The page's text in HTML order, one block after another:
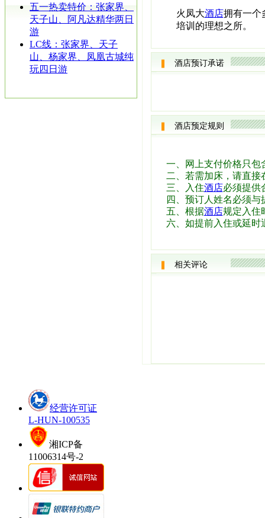
五一热卖特价：张家界、
天子山、阿凡达精华两日
游
LC线：张家界、天子
山、杨家界、凤凰古城纯
玩四日游
火凤大酒店拥有一个
培训的理想之所。
酒店预订承诺
酒店预定规则
一、网上支付价格只包
二、若需加床，请直接
三、入住酒店必须提供
四、预订人姓名必须
五、根据酒店规定入住
六、如提前入住或延时
相关评论
经营许可证
L-HUN-100535
湘ICP备
11006314号-2